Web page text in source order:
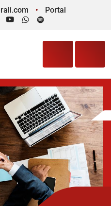
Portal
YouTubeWhatsApp
Spotify